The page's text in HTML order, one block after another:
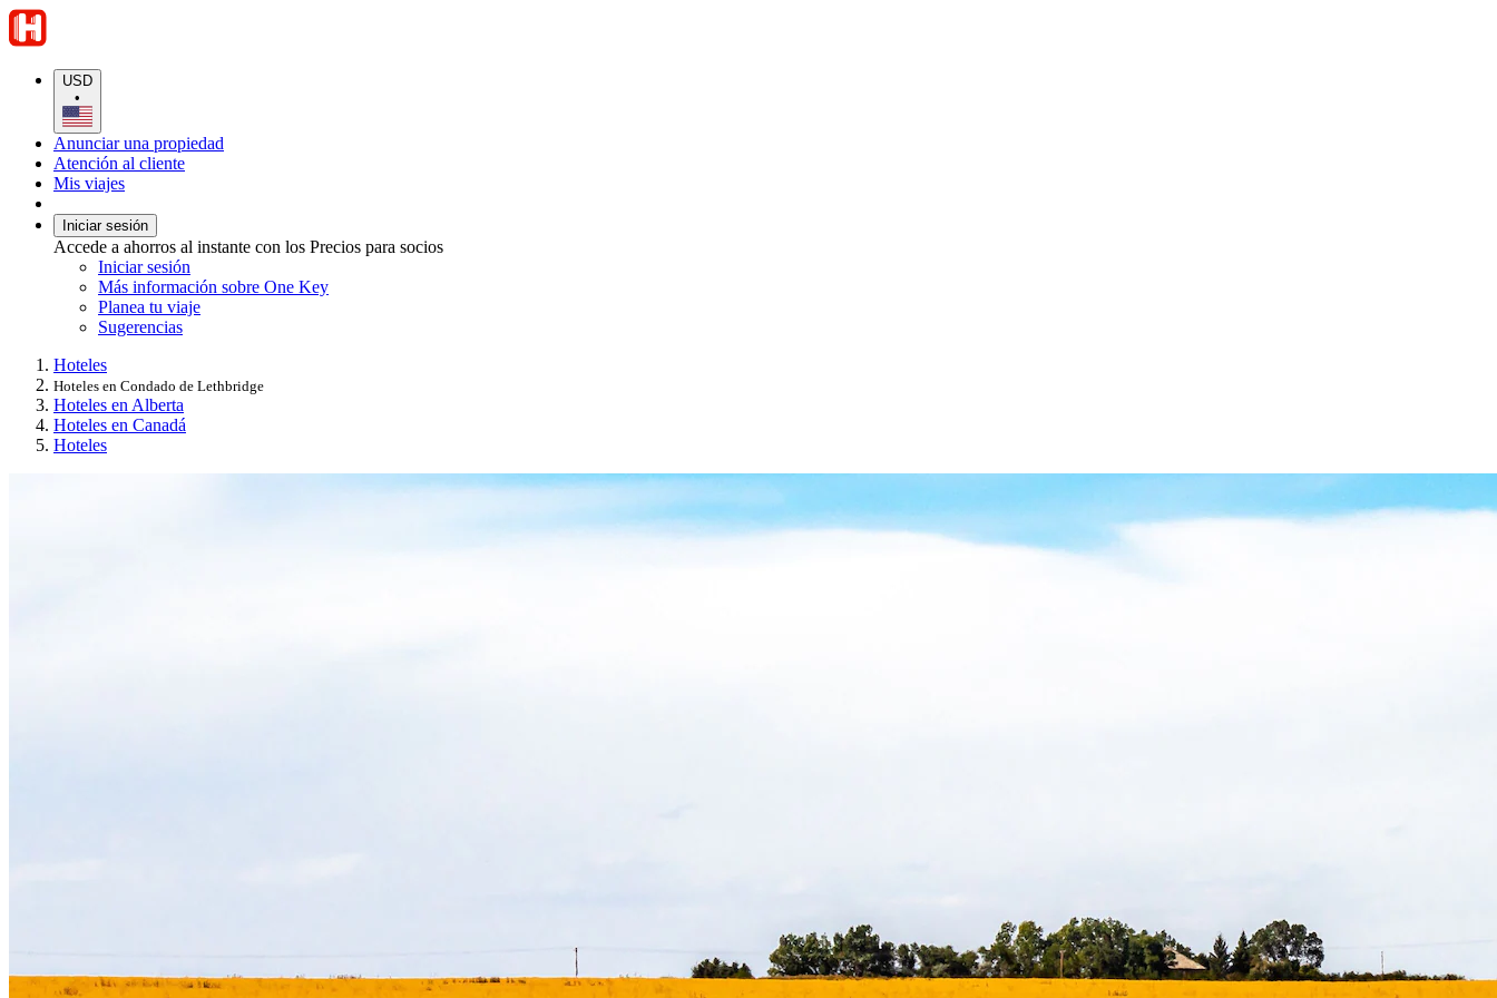
USD
•
Anunciar una propiedad
Atención al cliente
Mis viajes
Iniciar sesión
Accede a ahorros al instante con los Precios para socios
Iniciar sesión
Más información sobre One Key
Planea tu viaje
Sugerencias
Hoteles
Hoteles en Condado de Lethbridge
Hoteles en Alberta
Hoteles en Canadá
Hoteles